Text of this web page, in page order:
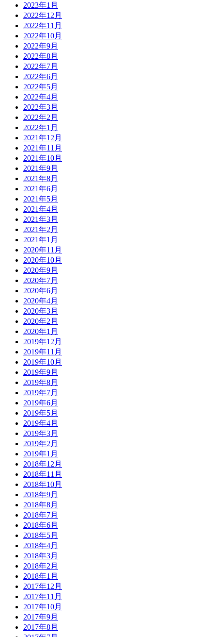
2023年1月
2022年12月
2022年11月
2022年10月
2022年9月
2022年8月
2022年7月
2022年6月
2022年5月
2022年4月
2022年3月
2022年2月
2022年1月
2021年12月
2021年11月
2021年10月
2021年9月
2021年8月
2021年6月
2021年5月
2021年4月
2021年3月
2021年2月
2021年1月
2020年11月
2020年10月
2020年9月
2020年7月
2020年6月
2020年4月
2020年3月
2020年2月
2020年1月
2019年12月
2019年11月
2019年10月
2019年9月
2019年8月
2019年7月
2019年6月
2019年5月
2019年4月
2019年3月
2019年2月
2019年1月
2018年12月
2018年11月
2018年10月
2018年9月
2018年8月
2018年7月
2018年6月
2018年5月
2018年4月
2018年3月
2018年2月
2018年1月
2017年12月
2017年11月
2017年10月
2017年9月
2017年8月